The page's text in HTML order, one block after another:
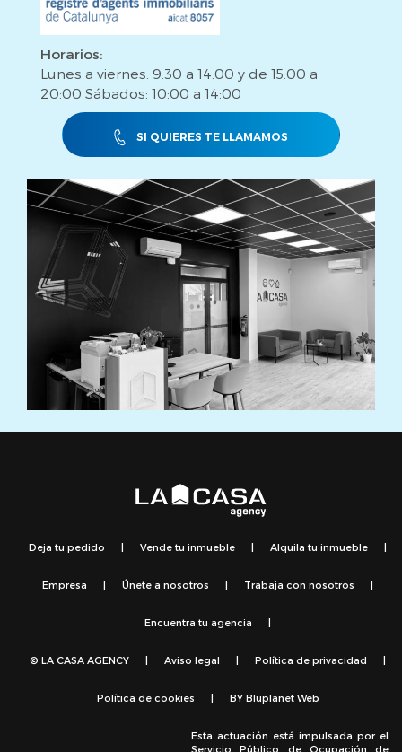
Horarios:
Lunes a viernes: 9:30 a 14:00 y de 15:00 a
20:00 Sábados: 10:00 a 14:00
SI QUIERES TE LLAMAMOS
Deja tu pedido Vende tu inmueble Alquila tu inmueble
Empresa Únete a nosotros Trabaja con nosotros
Encuentra tu agencia
© LA CASA AGENCY Aviso legal Política de privacidad
Política de cookies BY Bluplanet Web
Esta actuación está impulsada por el
Servicio Público de Ocupación de